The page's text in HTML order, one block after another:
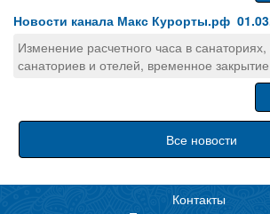
Новости канала Макс Курорты.рф
Изменение расчетного часа в
санаториев и отелей, временное
Все новости
Контакты